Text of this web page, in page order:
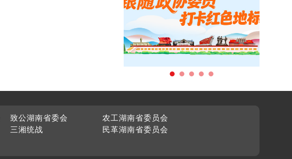
致公湖南省委会
农工湖南省委员会
三湘统战
民革湖南省委员会